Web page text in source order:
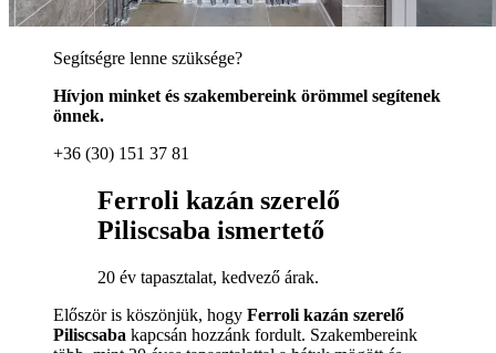
Segítségre lenne szüksége?
Hívjon minket és szakembereink örömmel segítenek
önnek.
+36 (30) 151 37 81
Ferroli kazán szerelő
Piliscsaba ismertető
20 év tapasztalat, kedvező árak.
Először is köszönjük, hogy Ferroli kazán szerelő
Piliscsaba kapcsán hozzánk fordult. Szakembereink